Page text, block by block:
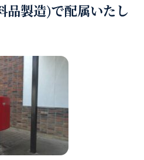
品製造)で配属いたし